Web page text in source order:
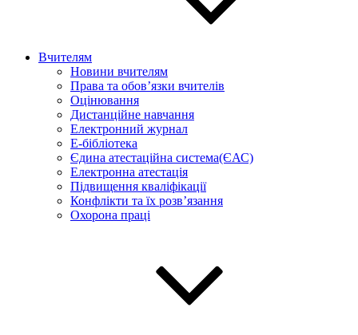
Вчителям
Новини вчителям
Права та обов’язки вчителів
Оцінювання
Дистанційне навчання
Електронний журнал
E-бібліотека
Єдина атестаційна система(ЄАС)
Електронна атестація
Підвищення кваліфікації
Конфлікти та їх розв’язання
Охорона праці